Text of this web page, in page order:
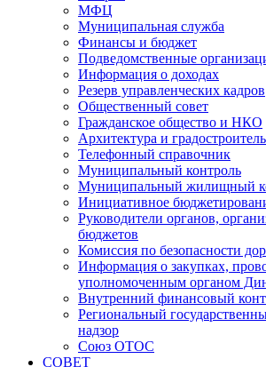
МФЦ
Муниципальная служба
Финансы и бюджет
Подведомственные
Информация о доходах
Резерв управленческих кадров
Общественный совет
Гражданское общество и НКО
Архитектура и
Телефонный справочник
Муниципальный контроль
Муниципальный жилищный
Инициативное
Руководители органов,
бюджетов
Комиссия по безопасности
Информация о закупках,
уполномоченным органом
Внутренний финансовый
Региональный
надзор
Союз ОТОС
СОВЕТ